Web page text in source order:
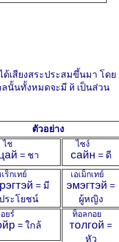
เสียงสระประสมขึ้นมา โดย
ลนั้นทั้งหมดจะมี й เป็นส่วน
ตัวอย่าง
ไช
= ชา сайн
ไซง์
= ดี
เร็กเทย์
= มี
ระโยชน์
эмэгтэй
เอเม็กเทย์
=
ผู้หญิง
ยร์
= ใกล้ толгой
ท็อลกอย
=
หัว